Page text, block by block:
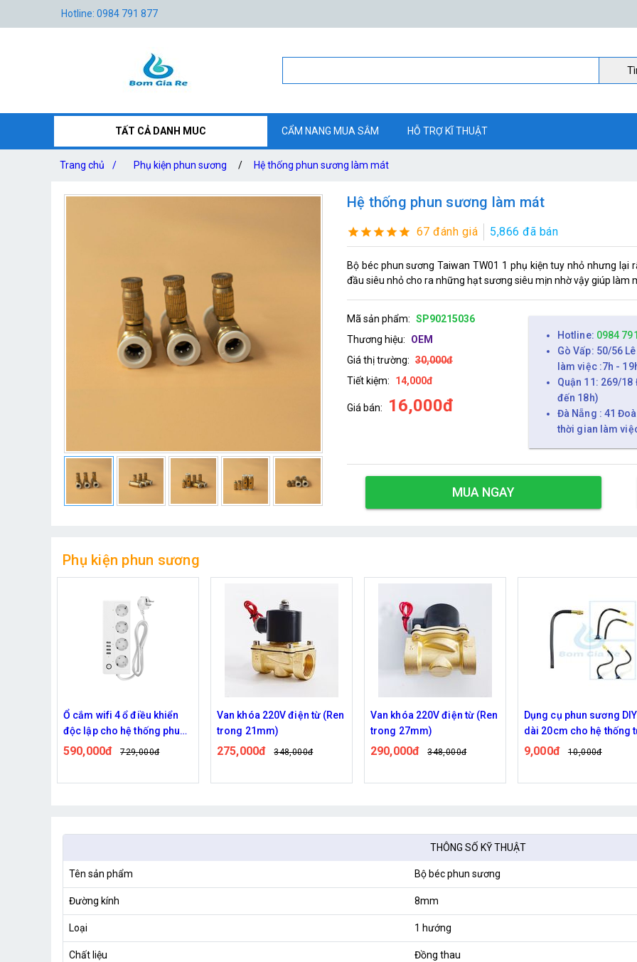
Hotline: 0984 791 877
TẤT CẢ DANH MUC CẨM NANG MUA SẮM HỖ TRỢ KĨ THUẬT
Trang chủ / Phụ kiện phun sương / Hệ thống phun sương làm mát
Hệ thống phun sương làm mát
67 đánh giá 5,866 đã bán
Bộ béc phun sương Taiwan TW01 1 phụ kiện tuy nhỏ nhưng
đầu siêu nhỏ cho ra những hạt sương siêu mịn nhờ vậy giúp làm
Mã sản phẩm: SP90215036
Thương hiệu:
OEM
Giá thị trường: 30,000đ
Tiết kiệm:
14,000đ
Giá bán: 16,000đ
Hotline: 0984
Gò Vấp: 50/56
làm việc :7h -
Quận 11: 269/18
đến 18h)
Đà Nẵng : 41
thời gian làm
MUA NGAY
Phụ kiện phun sương
Van khóa 220V điện từ (Ren
trong 21mm)
275,000đ 348,000đ
Van khóa 220V điện từ (Ren
trong 27mm)
290,000đ 348,000đ
Dụng cụ phun sương DIY
dài 20cm cho hệ thống tưới
vườn, làm mát máu tôn, đầu
9,000đ 10,000đ
Răng ngoài 21 ra 16mm
6,000đ 7,000đ
THÔNG SỐ KỸ THUẬT
Tên sản phẩm Bộ béc phun sương
Đường kính 8mm
Loại 1 hướng
Chất liệu Đồng thau